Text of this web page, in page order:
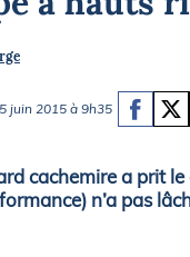
juin 2015 à 9h35
cachemire a prit
n’a pas